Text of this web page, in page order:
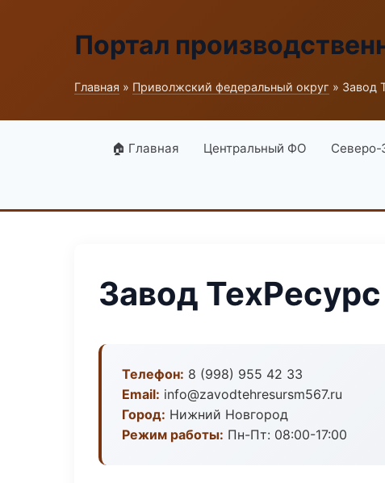
Портал
Главная » Приволжский федеральный округ » Завод
🏠 Главная Центральный ФО
Завод
Телефон: 8 (998) 955 42 33
Email: info@zavodtehresursm567.ru
Город: Нижний Новгород
Режим работы: Пн-Пт: 08:00-17:00